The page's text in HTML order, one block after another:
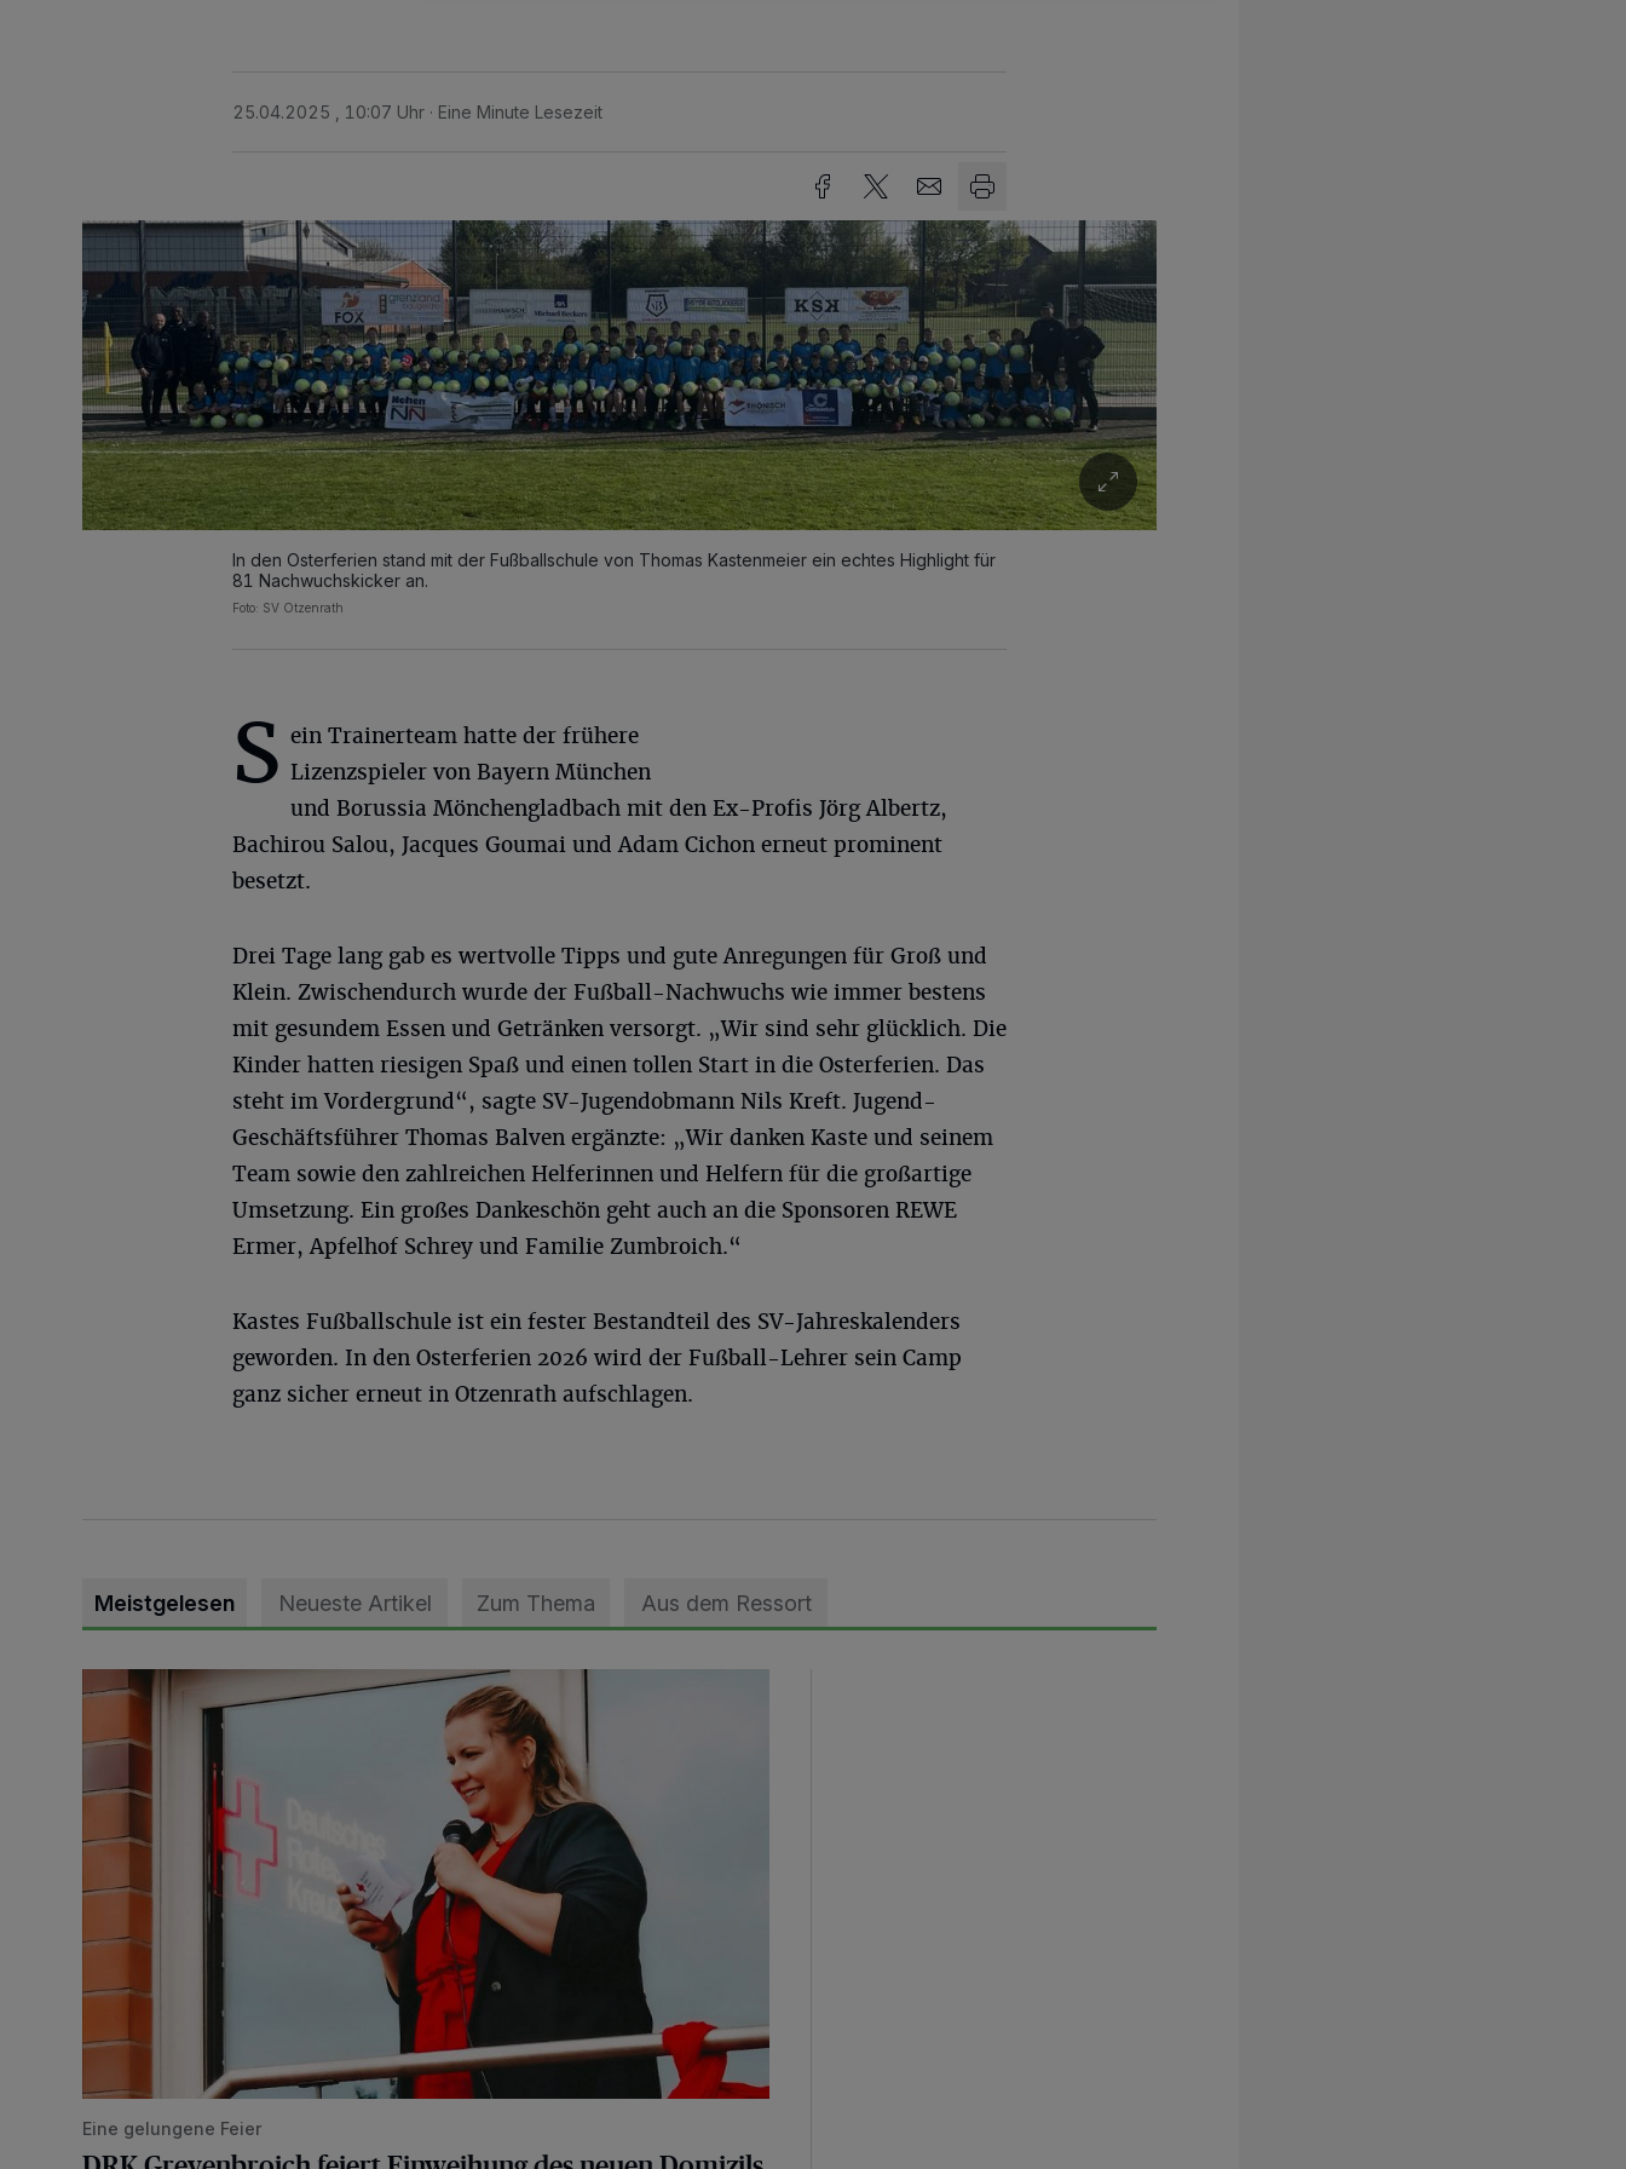
25.04.2025 , 10:07 Uhr Eine Minute Lesezeit
In den Osterferien stand mit der Fußballschule von Thomas Kastenmeier ein echtes Highlight für
81 Nachwuchskicker an.
Foto: SV Otzenrath
S ein Trainerteam hatte der frühere
Lizenzspieler von Bayern München
und Borussia Mönchengladbach mit den Ex-Profis Jörg Albertz,
Bachirou Salou, Jacques Goumai und Adam Cichon erneut prominent
besetzt.
Drei Tage lang gab es wertvolle Tipps und gute Anregungen für Groß und
Klein. Zwischendurch wurde der Fußball-Nachwuchs wie immer bestens
mit gesundem Essen und Getränken versorgt. „Wir sind sehr glücklich. Die
Kinder hatten riesigen Spaß und einen tollen Start in die Osterferien. Das
steht im Vordergrund“, sagte SV-Jugendobmann Nils Kreft. Jugend-
Geschäftsführer Thomas Balven ergänzte: „Wir danken Kaste und seinem
Team sowie den zahlreichen Helferinnen und Helfern für die großartige
Umsetzung. Ein großes Dankeschön geht auch an die Sponsoren REWE
Ermer, Apfelhof Schrey und Familie Zumbroich.“
Kastes Fußballschule ist ein fester Bestandteil des SV-Jahreskalenders
geworden. In den Osterferien 2026 wird der Fußball-Lehrer sein Camp
ganz sicher erneut in Otzenrath aufschlagen.
Meistgelesen Neueste Artikel Zum Thema Aus dem Ressort
DRK Grevenbroich feiert Einweihung des neuen Domizils
Eine gelungene Feier